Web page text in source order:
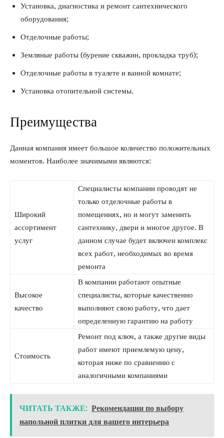
Установка, диагностика и ремонт сантехнического
оборудования;
Отделочные работы;
Земляные работы (бурение скважин, прокладка труб);
Отделочные работы в туалете и ванной комнате;
Установка отопительной системы.
Преимущества
Данная компания имеет большое количество положительных
моментов. Наиболее значимыми являются:
Широкий
ассортимент
услуг
Специалисты компании проводят не
только отделочные работы в
помещениях, но и могут заменить
сантехнику, двери и многое другое. В
данном случае будет включен комплекс
всех работ, необходимых во время
ремонта
Высокое
качество
В компании работают опытные
специалисты, которые качественно
выполняют свою работу, что дает
определенную гарантию на работу
Стоимость
Ремонт под ключ, а также другие виды
работ имеют приемлемую цену,
которая ниже по сравнению с
аналогичными компаниями
ЧИТАТЬ ТАКЖЕ: Рекомендации по выбору
напольной плитки для вашего интерьера